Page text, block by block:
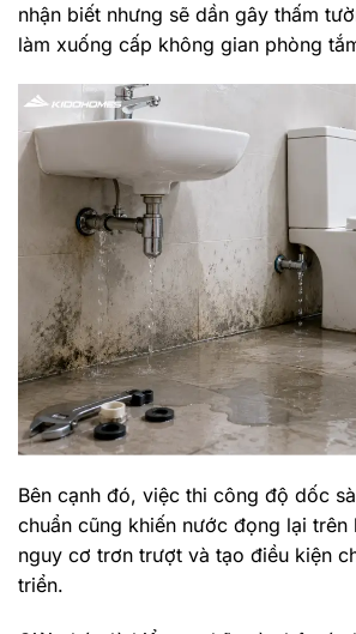
nhận biết nhưng sẽ dần gây thấm
làm xuống cấp không gian phòng
Bên cạnh đó, việc thi công độ dốc
chuẩn cũng khiến nước đọng lại trên
nguy cơ trơn trượt và tạo điều kiện
triển.